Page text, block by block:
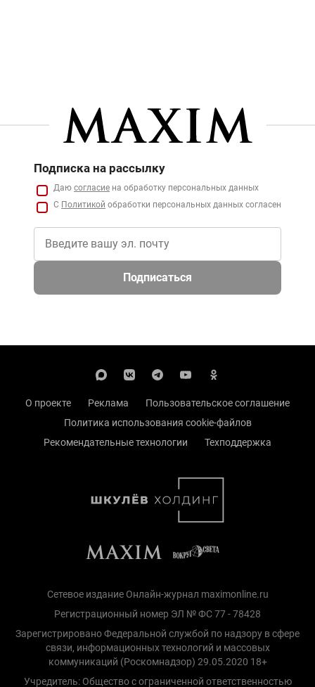
Подписка на рассылку
Даю согласие на обработку персональных данных
С Политикой обработки персональных данных согласен
Подписаться
О проекте Реклама
Пользовательское соглашение
Политика использования cookie-файлов
Рекомендательные технологии
Техподдержка
Сетевое издание Онлайн-журнал maximonline.ru
Регистрационный номер ЭЛ № ФС 77 - 78428
Зарегистрировано Федеральной службой по надзору в сфере
связи, информационных технологий и массовых
коммуникаций (Роскомнадзор) 29.05.2020 18+
Учредитель: Общество с ограниченной ответственностью